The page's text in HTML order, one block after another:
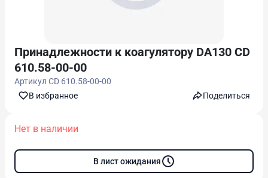
Принадлежности к коагулятору DA130 CD
610.58-00-00
Артикул CD 610.58-00-00
В избранноe
Поделиться
Нет в наличии
В лист ожидания